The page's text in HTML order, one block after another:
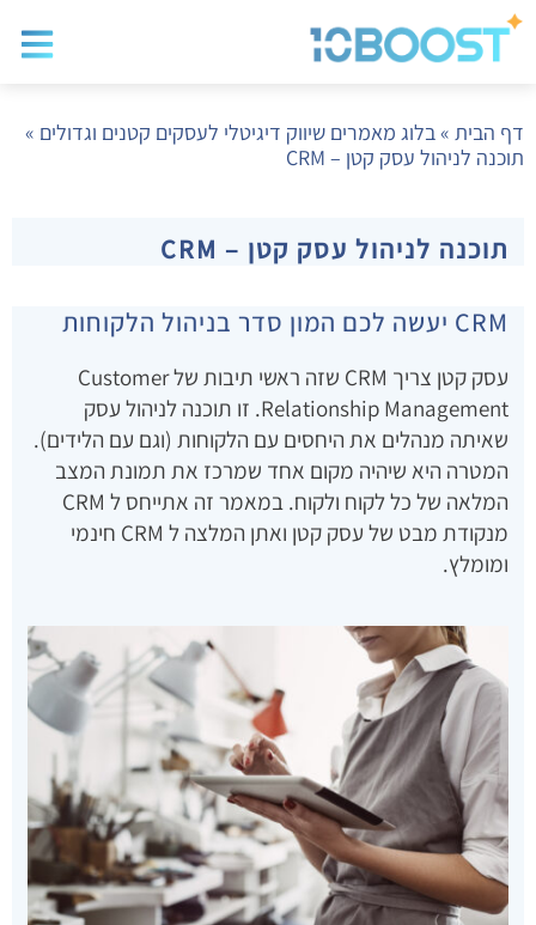
דף הבית »בלוג מאמרים שיווק דיגיטלי לעסקים קטנים וגדולים »
תוכנה לניהול עסק קטן – CRM
תוכנה לניהול עסק קטן – CRM
CRM יעשה לכם המון סדר בניהול הלקוחות
עסק קטן צריך CRM שזה ראשי תיבות של Customer
Relationship Management. זו תוכנה לניהול עסק
שאיתה מנהלים את היחסים עם הלקוחות (וגם עם הלידים).
המטרה היא שיהיה מקום אחד שמרכז את תמונת המצב
המלאה של כל לקוח ולקוח. במאמר זה אתייחס ל CRM
מנקודת מבט של עסק קטן ואתן המלצה ל CRM חינמי
ומומלץ.